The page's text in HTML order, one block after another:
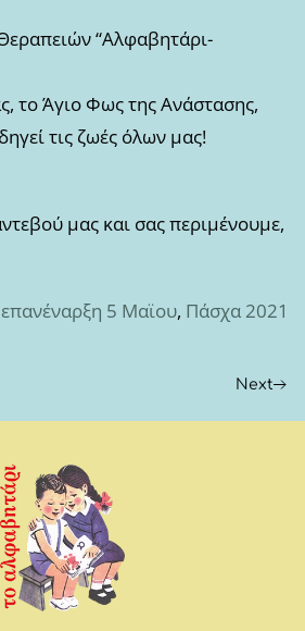
“Αλφαβητάρι-
το Άγιο Φως της Ανάστασης,
τις ζωές όλων μας!
μας και σας περιμένουμε,
επανέναρξη 5 Μαϊου, Πάσχα 2021
Next